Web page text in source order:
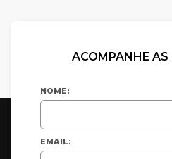
ACOMPANHE
NOME:
EMAIL: